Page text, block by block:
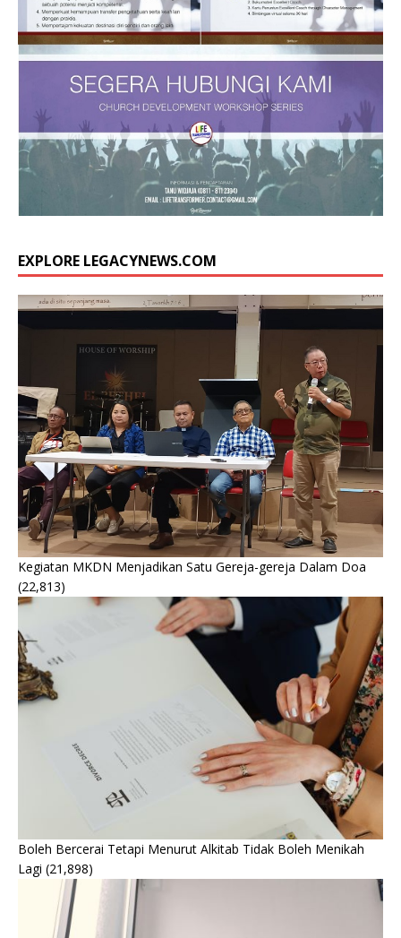
EXPLORE LEGACYNEWS.COM
Kegiatan MKDN Menjadikan Satu Gereja-gereja Dalam Doa
(22,813)
Boleh Bercerai Tetapi Menurut Alkitab Tidak Boleh Menikah
Lagi (21,898)